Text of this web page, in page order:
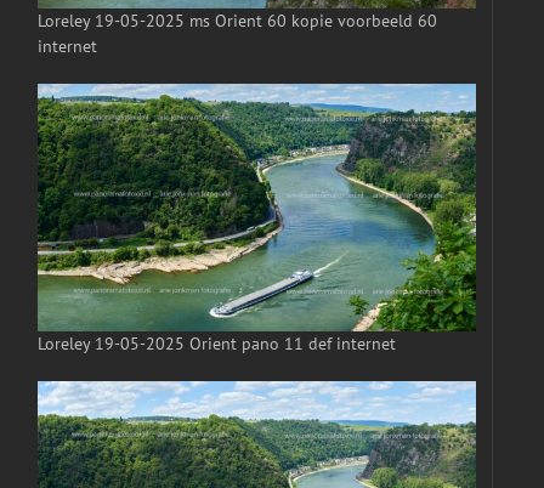
Loreley 19-05-2025 ms Orient 60 kopie voorbeeld 60
internet
Loreley 19-05-2025 Orient pano 11 def internet